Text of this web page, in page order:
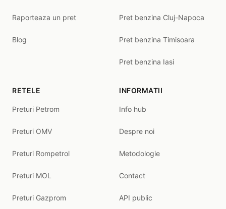
Raporteaza un pret
Blog
Pret benzina Cluj-Napoca
Pret benzina Timisoara
Pret benzina Iasi
RETELE
Preturi Petrom
Preturi OMV
Preturi Rompetrol
Preturi MOL
Preturi Gazprom
INFORMATII
Info hub
Despre noi
Metodologie
Contact
API public